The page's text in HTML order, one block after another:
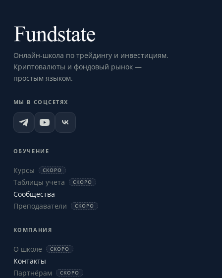
Онлайн-школа по трейдингу и инвестициям.
Криптовалюты и фондовый рынок —
простым языком.
МЫ В СОЦСЕТЯХ
ОБУЧЕНИЕ
Курсы СКОРО
Таблицы учета СКОРО
Сообщества
Преподаватели
СКОРО
КОМПАНИЯ
О школе СКОРО
Контакты
Партнёрам
СКОРО